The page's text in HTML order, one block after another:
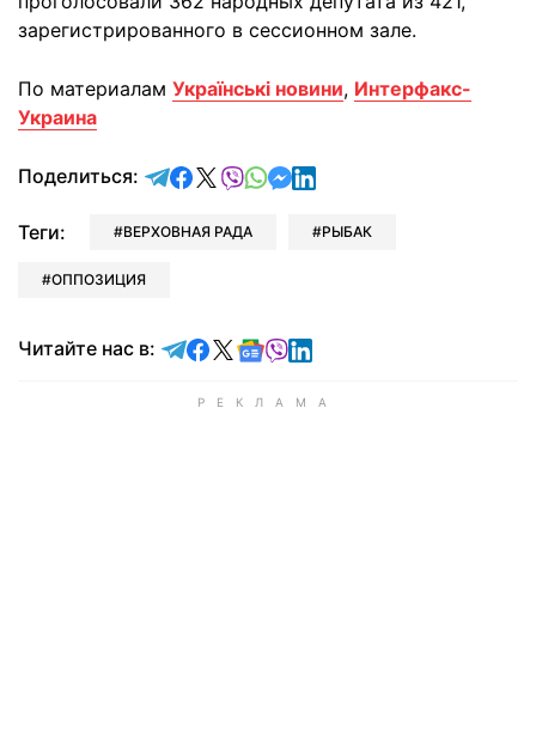
зарегистрированного в сессионном зале.
По материалам Українські новини, Интерфакс-
Украина
Поделиться: отправить в Telegram
поделиться в Facebook
поделиться в X
отправить в Viber
отправить в Whatsapp
отправить в Messenger
отправить в LinkedIn
Теги: ВЕРХОВНАЯ РАДА РЫБАК
ОППОЗИЦИЯ
Читайте нас в: Читайте в Telegram
Читайте в Facebook
Читайте в X
Читайте в Google news
Читайте в Viber
Читайте в LinkedIn